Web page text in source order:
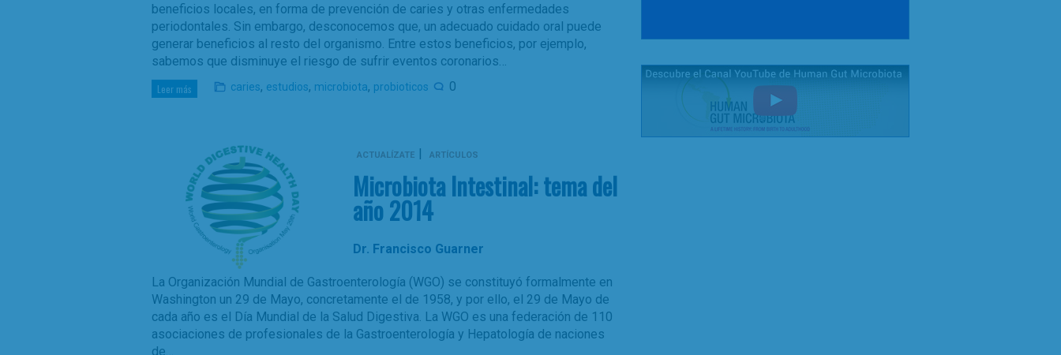
beneficios locales, en forma de prevención de caries y otras enfermedades
periodontales. Sin embargo, desconocemos que, un adecuado cuidado oral puede
generar beneficios al resto del organismo. Entre estos beneficios, por ejemplo,
sabemos que disminuye el riesgo de sufrir eventos coronarios…
Leer más caries, estudios, microbiota, probioticos 0
ACTUALÍZATE | ARTÍCULOS
Microbiota Intestinal: tema del
año 2014
Dr. Francisco Guarner
La Organización Mundial de Gastroenterología (WGO) se constituyó formalmente en
Washington un 29 de Mayo, concretamente el de 1958, y por ello, el 29 de Mayo de
cada año es el Día Mundial de la Salud Digestiva. La WGO es una federación de 110
asociaciones de profesionales de la Gastroenterología y Hepatología de naciones
de…